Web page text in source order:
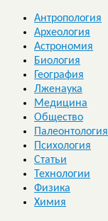
Антропология
Археология
Астрономия
Биология
География
Лженаука
Медицина
Общество
Палеонтология
Психология
Статьи
Технологии
Физика
Химия